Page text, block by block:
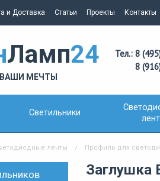
и Доставка Статьи Проекты Контакты
Ламп24
МЕЧТЫ
Тел.: 8
8
Светильники
ленты Профиль для
Заглушка